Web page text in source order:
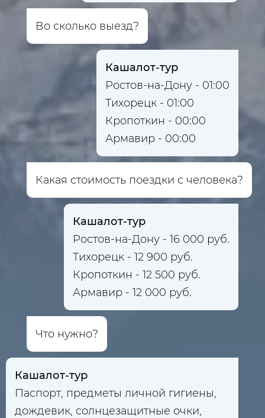
Во сколько выезд?
Кашалот-тур
Ростов-на-Дону - 01:00
Тихорецк - 01:00
Кропоткин - 00:00
Армавир - 00:00
Какая стоимость поездки с человека?
Кашалот-тур
Ростов-на-Дону - 16 000 руб.
Тихорецк - 12 900 руб.
Кропоткин - 12 500 руб.
Армавир - 12 000 руб.
Что нужно?
Кашалот-тур
Паспорт, предметы личной гигиены,
дождевик, солнцезащитные очки,